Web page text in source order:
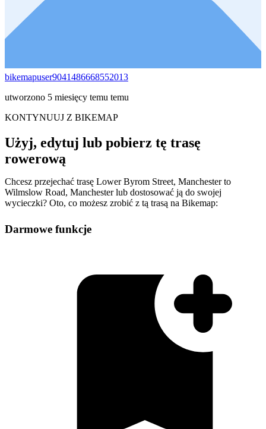
bikemapuser9041486668552013
utworzono 5 miesięcy temu temu
KONTYNUUJ Z BIKEMAP
Użyj, edytuj lub pobierz tę trasę
rowerową
Chcesz przejechać trasę Lower Byrom Street, Manchester to
Wilmslow Road, Manchester lub dostosować ją do swojej
wycieczki? Oto, co możesz zrobić z tą trasą na Bikemap:
Darmowe funkcje